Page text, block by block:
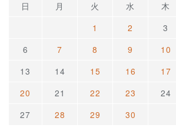
日 月 火 水 木
1
2 3
6
7 8 9 10
13
14 15 16 17
20
21 22 23 24
27
28 29 30